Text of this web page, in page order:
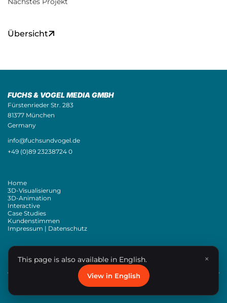
Übersicht
FUCHS & VOGEL MEDIA GMBH
Fürstenrieder Str. 283
81377 München
Germany
info@fuchsundvogel.de
+49 (0)89 23238724 0
Home
3D-Visualisierung
3D-Animation
Interactive
Case Studies
Kundenstimmen
Impressum | Datenschutz
EN
© Fuchs & Vogel media GmbH
This page is also available in English. ×
View in English